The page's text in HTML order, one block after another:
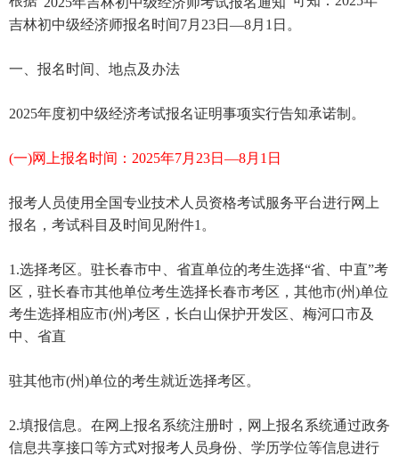
吉林初中级经济师报名时间7月23日—8月1日。
一、报名时间、地点及办法
2025年度初中级经济考试报名证明事项实行告知承诺制。
(一)网上报名时间：2025年7月23日—8月1日
报考人员使用全国专业技术人员资格考试服务平台进行网上
报名，考试科目及时间见附件1。
1.选择考区。驻长春市中、省直单位的考生选择“省、中直”考
区，驻长春市其他单位考生选择长春市考区，其他市(州)单位
考生选择相应市(州)考区，长白山保护开发区、梅河口市及
中、省直
驻其他市(州)单位的考生就近选择考区。
2.填报信息。在网上报名系统注册时，网上报名系统通过政务
信息共享接口等方式对报考人员身份、学历学位等信息进行